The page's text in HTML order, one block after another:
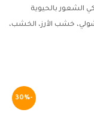
الشعور بالحيوية
خشب الأرز، الخشب،
-30%